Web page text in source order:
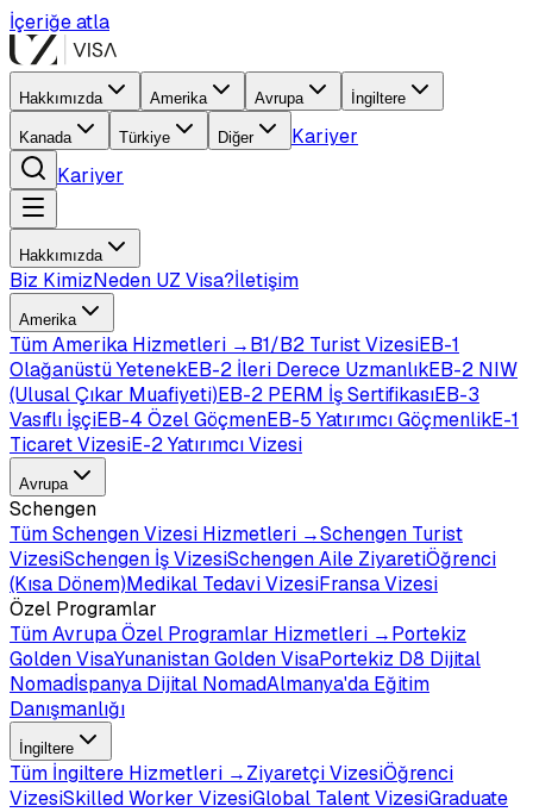
İçeriğe atla
Hakkımızda Amerika Avrupa İngiltere
Kanada Türkiye Diğer
Kariyer
Kariyer
Hakkımızda
Biz KimizNeden UZ Visa?İletişim
Amerika
TümAmerika Hizmetleri →B1/B2 Turist VizesiEB-1
Olağanüstü YetenekEB-2 İleri Derece UzmanlıkEB-2 NIW
(Ulusal Çıkar Muafiyeti)EB-2 PERM İş SertifikasıEB-3
Vasıflı İşçiEB-4 Özel GöçmenEB-5 Yatırımcı GöçmenlikE-1
Ticaret VizesiE-2 Yatırımcı Vizesi
Avrupa
Schengen
TümSchengen Vizesi Hizmetleri →Schengen Turist
VizesiSchengen İş VizesiSchengen Aile ZiyaretiÖğrenci
(Kısa Dönem)Medikal Tedavi VizesiFransa Vizesi
Özel Programlar
TümAvrupa Özel Programlar Hizmetleri →Portekiz
Golden VisaYunanistan Golden VisaPortekiz D8 Dijital
Nomadİspanya Dijital NomadAlmanya'da Eğitim
Danışmanlığı
İngiltere
Tüm İngiltere Hizmetleri →Ziyaretçi VizesiÖğrenci
VizesiSkilled Worker VizesiGlobal Talent VizesiGraduate